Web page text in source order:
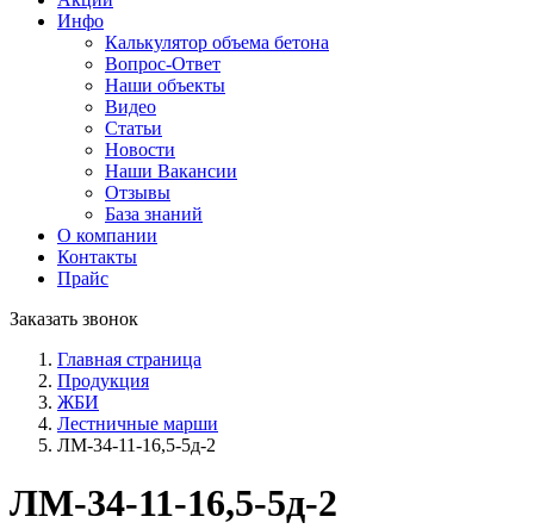
Инфо
Калькулятор объема бетона
Вопрос-Ответ
Наши объекты
Видео
Статьи
Новости
Наши Вакансии
Отзывы
База знаний
О компании
Контакты
Прайс
Заказать звонок
Главная страница
Продукция
ЖБИ
Лестничные марши
ЛМ-34-11-16,5-5д-2
ЛМ-34-11-16,5-5д-2